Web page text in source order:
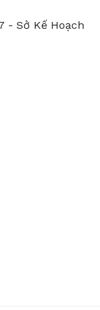
- Sở Kế Hoạch